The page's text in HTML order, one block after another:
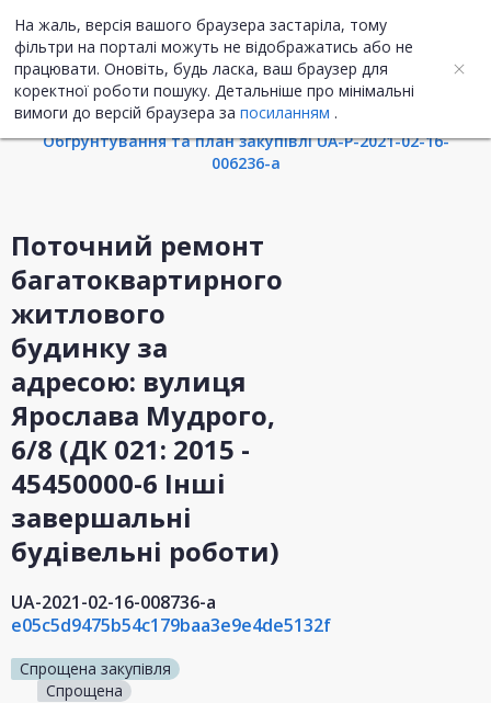
На жаль, версія вашого браузера застаріла, тому
фільтри на порталі можуть не відображатись або не
працювати. Оновіть, будь ласка, ваш браузер для
коректної роботи пошуку. Детальніше про мінімальні
вимоги до версій браузера за посиланням .
UA ENG
Інформація про закупівлю
Обгрунтування та план закупівлі UA-P-2021-02-16-
006236-a
Поточний ремонт
багатоквартирного
житлового
будинку за
адресою: вулиця
Ярослава Мудрого,
6/8 (ДК 021: 2015 -
45450000-6 Інші
завершальні
будівельні роботи)
UA-2021-02-16-008736-a
e05c5d9475b54c179baa3e9e4de5132f
Спрощена закупівля
Спрощена